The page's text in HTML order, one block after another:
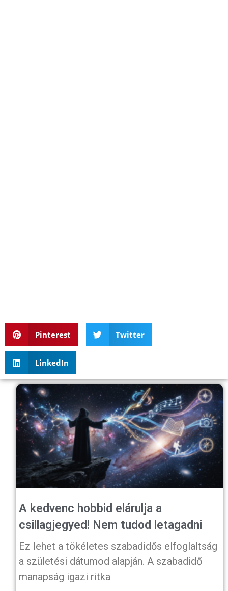
Pinterest Twitter
LinkedIn
A kedvenc hobbid elárulja a
csillagjegyed! Nem tudod letagadni
Ez lehet a tökéletes szabadidős elfoglaltság
a születési dátumod alapján. A szabadidő
manapság igazi ritka